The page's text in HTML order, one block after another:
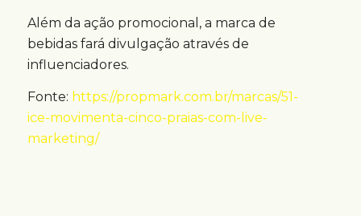
Além da ação promocional, a marca de
bebidas fará divulgação através de
influenciadores.
Fonte: https://propmark.com.br/marcas/51-
ice-movimenta-cinco-praias-com-live-
marketing/